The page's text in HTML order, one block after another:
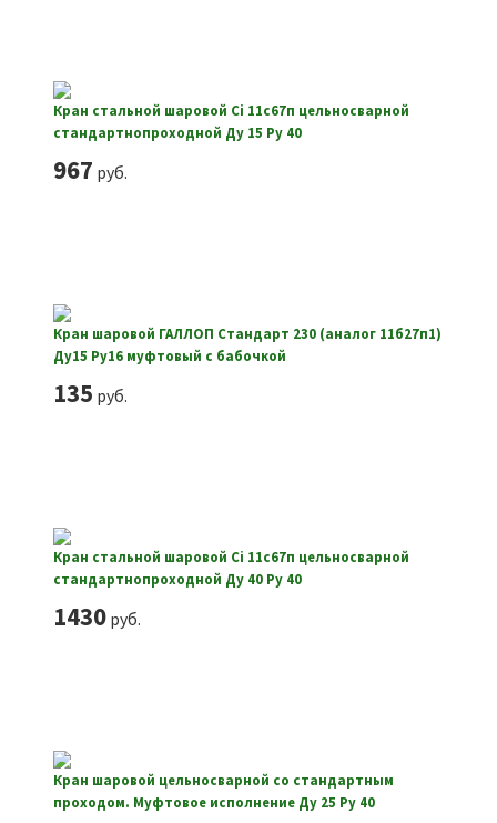
Кран стальной шаровой Ci 11с67п цельносварной
стандартнопроходной Ду 15 Ру 40
967 руб.
Кран шаровой ГАЛЛОП Стандарт 230 (аналог 11б27п1)
Ду15 Ру16 муфтовый с бабочкой
135 руб.
Кран стальной шаровой Ci 11с67п цельносварной
стандартнопроходной Ду 40 Ру 40
1430руб.
Кран шаровой цельносварной со стандартным
проходом. Муфтовое исполнение Ду 25 Ру 40